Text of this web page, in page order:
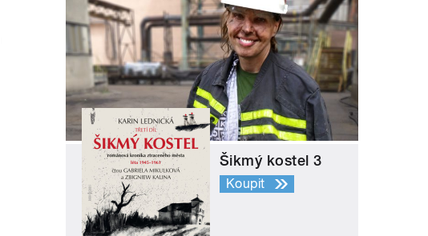
Šikmý kostel 3
Koupit